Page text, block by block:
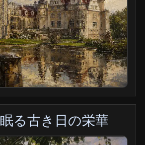
る古き日の栄華